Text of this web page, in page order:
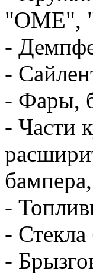
"OME",
-
-
- Фары,
- Части
-
- Стекла
-